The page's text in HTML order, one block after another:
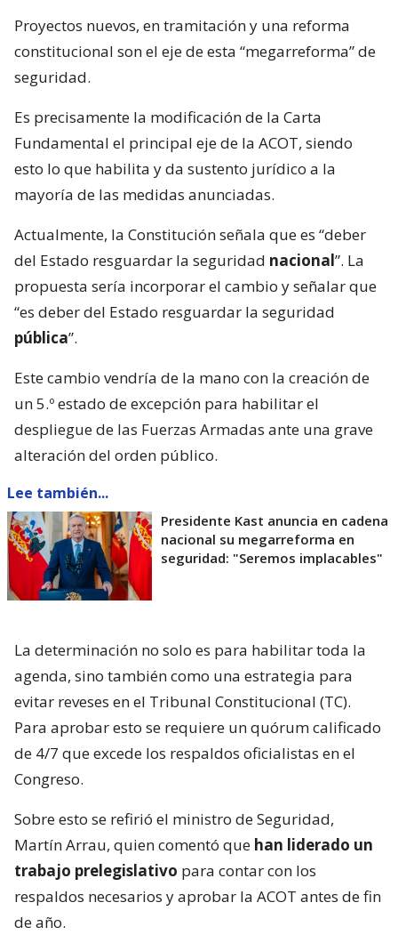
Proyectos nuevos, en tramitación y una reforma
constitucional son el eje de esta “megarreforma” de
seguridad.
Es precisamente la modificación de la Carta
Fundamental el principal eje de la ACOT, siendo
esto lo que habilita y da sustento jurídico a la
mayoría de las medidas anunciadas.
Actualmente, la Constitución señala que es “deber
del Estado resguardar la seguridad nacional”. La
propuesta sería incorporar el cambio y señalar que
“es deber del Estado resguardar la seguridad
pública”.
Este cambio vendría de la mano con la creación de
un 5.º estado de excepción para habilitar el
despliegue de las Fuerzas Armadas ante una grave
alteración del orden público.
Lee también...
Presidente Kast anuncia en cadena
nacional su megarreforma en
seguridad: "Seremos implacables"
La determinación no solo es para habilitar toda la
agenda, sino también como una estrategia para
evitar reveses en el Tribunal Constitucional (TC).
Para aprobar esto se requiere un quórum calificado
de 4/7 que excede los respaldos oficialistas en el
Congreso.
Sobre esto se refirió el ministro de Seguridad,
Martín Arrau, quien comentó que han liderado un
trabajo prelegislativo para contar con los
respaldos necesarios y aprobar la ACOT antes de fin
de año.